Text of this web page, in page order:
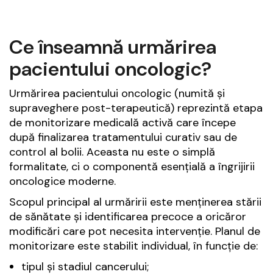
Ce înseamnă urmărirea
pacientului oncologic?
Urmărirea pacientului oncologic (numită și
supraveghere post-terapeutică) reprezintă etapa
de monitorizare medicală activă care începe
după finalizarea tratamentului curativ sau de
control al bolii. Aceasta nu este o simplă
formalitate, ci o componentă esențială a îngrijirii
oncologice moderne.
Scopul principal al urmăririi este menținerea stării
de sănătate și identificarea precoce a oricăror
modificări care pot necesita intervenție. Planul de
monitorizare este stabilit individual, în funcție de:
tipul și stadiul cancerului;